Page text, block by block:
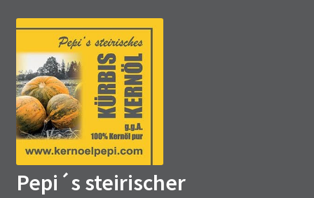
Zur
Navigation
springen
Zum
springen
Pepi´s steirischer